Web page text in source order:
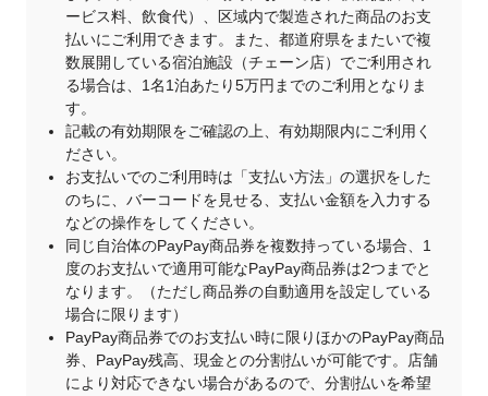
ービス料、飲食代）、区域内で製造された商品のお支
払いにご利用できます。また、都道府県をまたいで複
数展開している宿泊施設（チェーン店）でご利用され
る場合は、1名1泊あたり5万円までのご利用となりま
す。
記載の有効期限をご確認の上、有効期限内にご利用く
ださい。
お支払いでのご利用時は「支払い方法」の選択をした
のちに、バーコードを見せる、支払い金額を入力する
などの操作をしてください。
同じ自治体のPayPay商品券を複数持っている場合、1
度のお支払いで適用可能なPayPay商品券は2つまでと
なります。（ただし商品券の自動適用を設定している
場合に限ります）
PayPay商品券でのお支払い時に限りほかのPayPay商品
券、PayPay残高、現金との分割払いが可能です。店舗
により対応できない場合があるので、分割払いを希望